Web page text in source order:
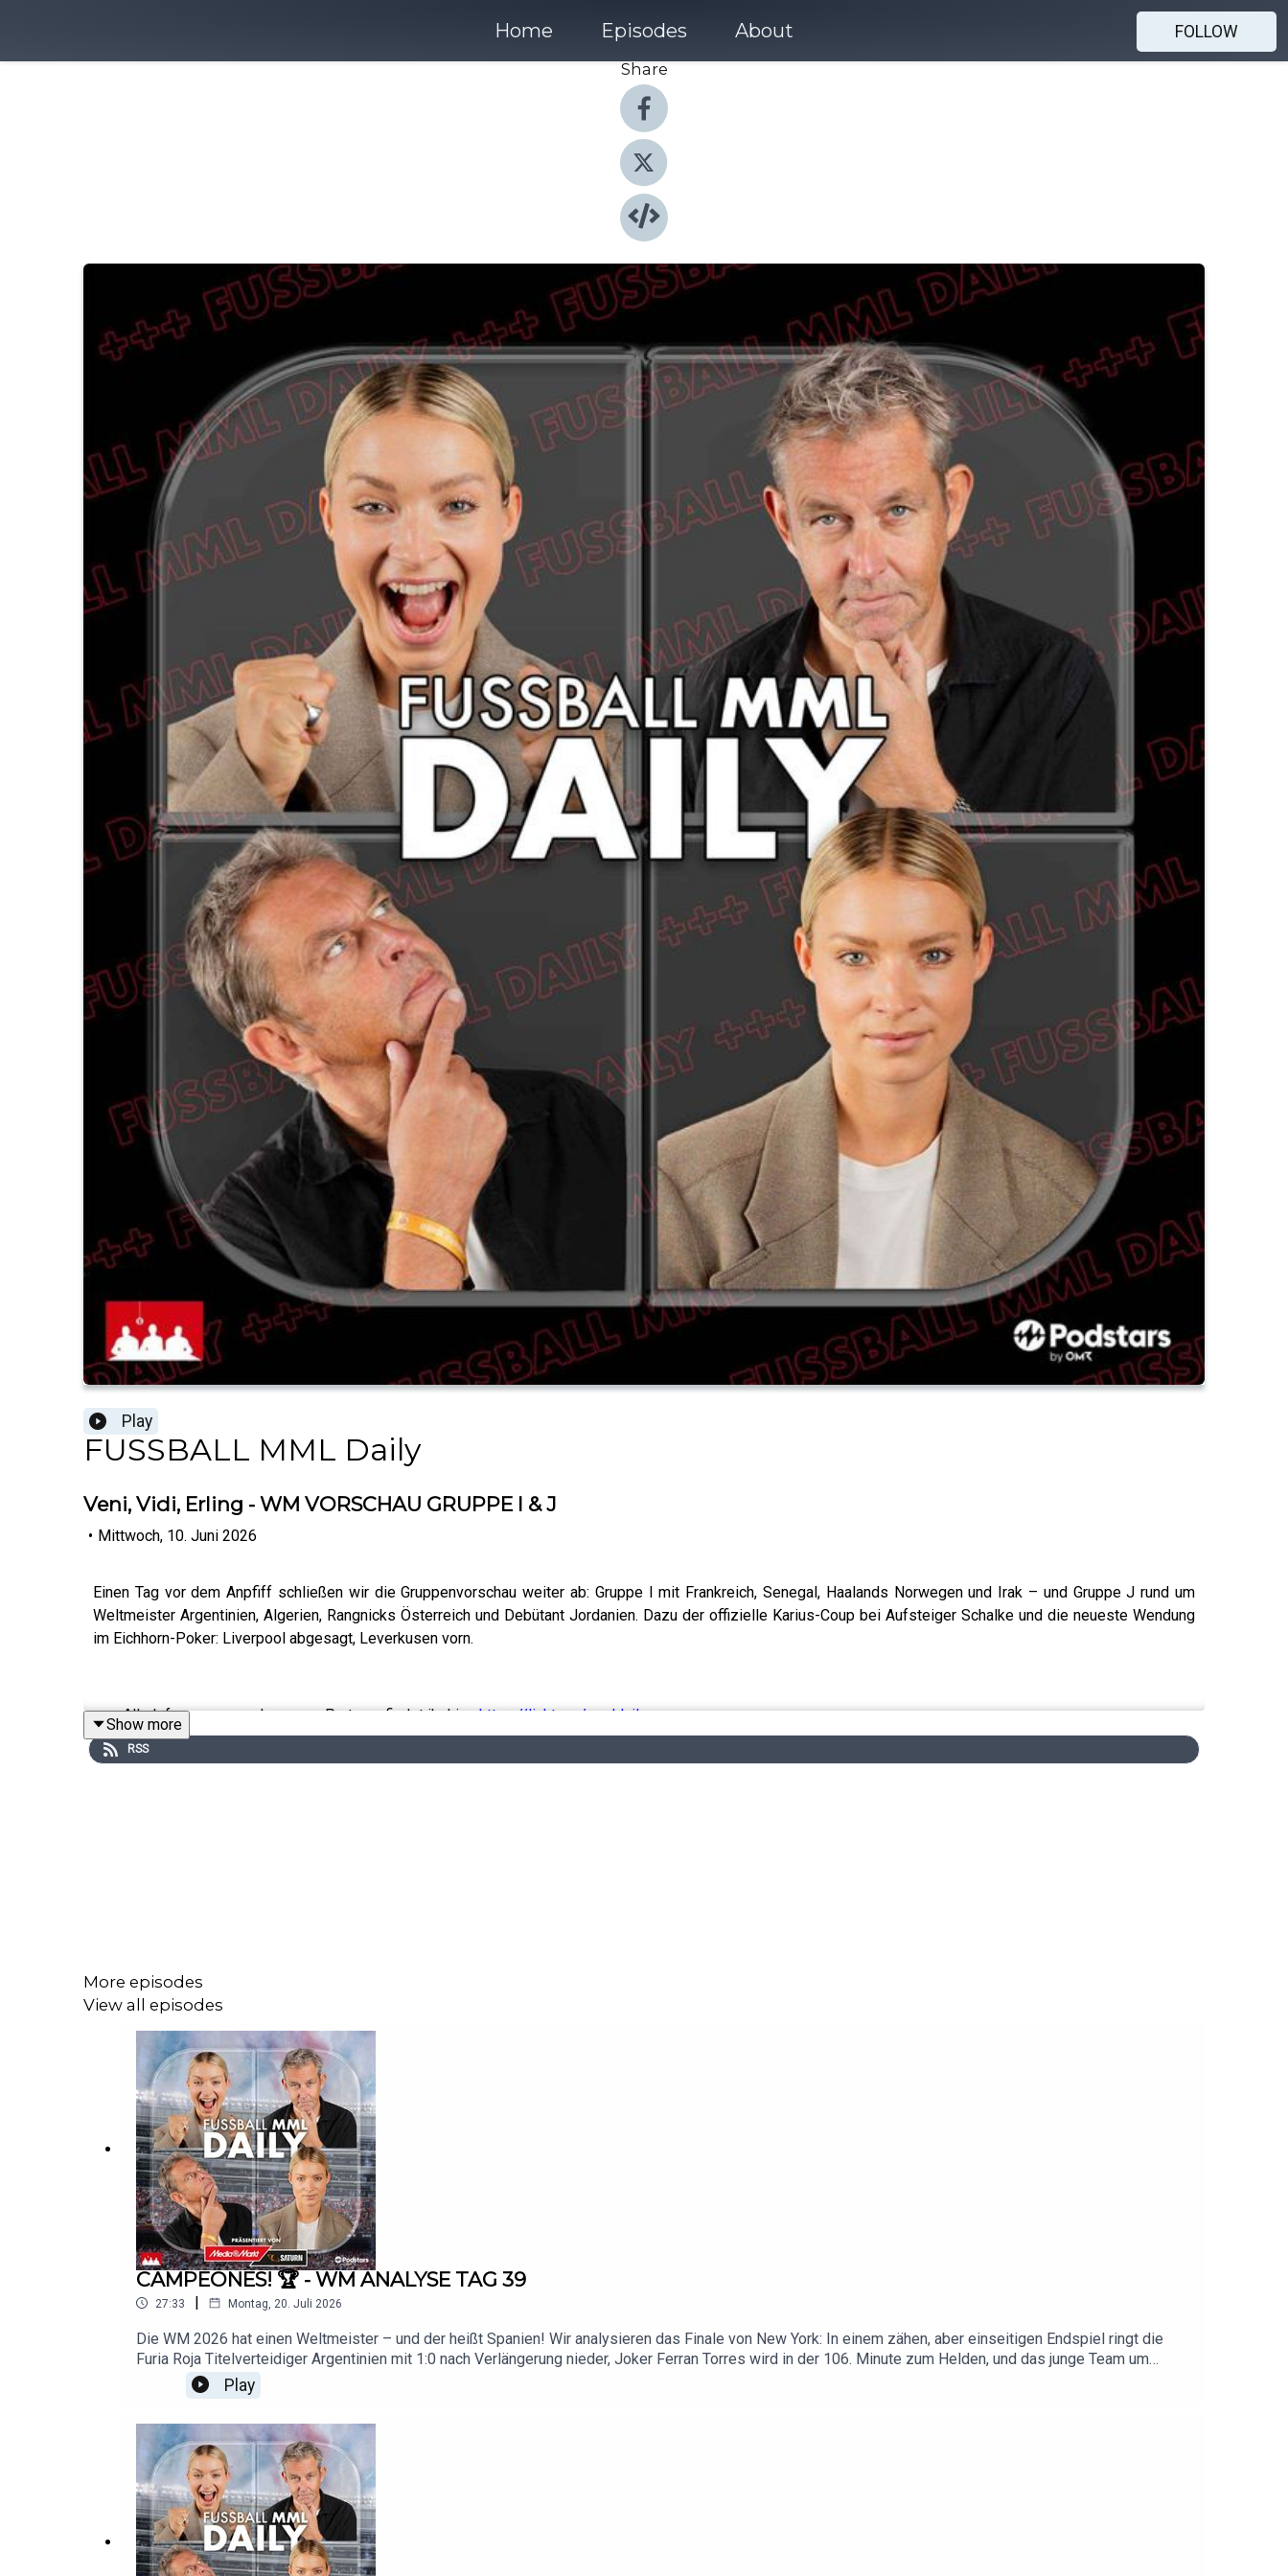
Home Episodes About
FOLLOW
Share
Play
FUSSBALL MML Daily
Veni, Vidi, Erling - WM VORSCHAU GRUPPE I & J
• Mittwoch, 10. Juni 2026
Einen Tag vor dem Anpfiff schließen wir die Gruppenvorschau weiter ab: Gruppe I mit Frankreich, Senegal, Haalands Norwegen und Irak – und Gruppe J rund um
Weltmeister Argentinien, Algerien, Rangnicks Österreich und Debütant Jordanien. Dazu der offizielle Karius-Coup bei Aufsteiger Schalke und die neueste Wendung
im Eichhorn-Poker: Liverpool abgesagt, Leverkusen vorn.
+++ Alle Infos zu uns und unseren Partnern findet ihr hier:https://linktr.ee/mmldaily+++
Show more
RSS
More episodes
View all episodes
CAMPEONES! 🏆 - WM ANALYSE TAG 39
27:33 | Montag, 20. Juli 2026
Die WM 2026 hat einen Weltmeister – und der heißt Spanien! Wir analysieren das Finale von New York: In einem zähen, aber einseitigen Endspiel ringt die
Furia Roja Titelverteidiger Argentinien mit 1:0 nach Verlängerung nieder, Joker Ferran Torres wird in der 106. Minute zum Helden, und das junge Team um
Lamine Yamal ist nun Europa- und Weltmeister zugleich. Für Lionel Messi endet die wohl letzte WM dagegen ohne Happy End. Außerdem: Verlierer des
Tages ist Leandro Paredes, dem nach dem Abpfiff völlig die Sicherungen durchbrennen. Und aus deutscher Sicht die große Nachricht – Jürgen Klopp
findest du hier: https://linktr.ee/mmldaily
Play